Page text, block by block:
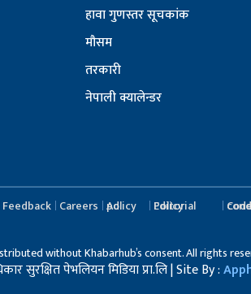
हावा गुणस्तर सूचकांक
मौसम
तरकारी
नेपाली क्यालेन्डर
Feedback Careers Ad policy Editorial Policy
Code of
without Khabarhub’s consent. All rights
सुरक्षित पेभलियन मिडिया प्रा.लि | Site By :